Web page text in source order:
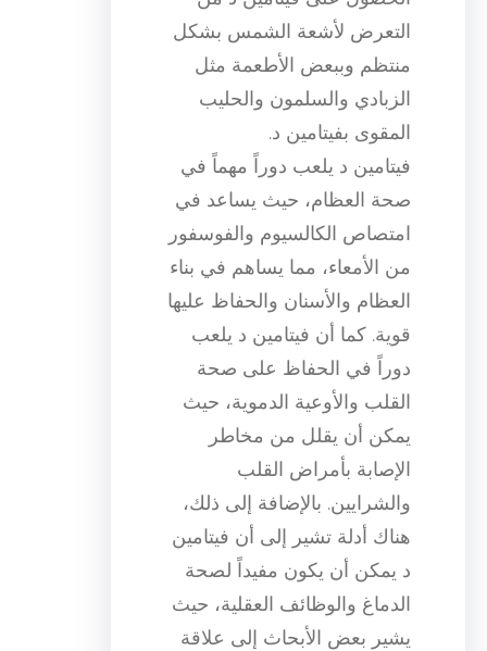
التعرض لأشعة الشمس بشكل
منتظم وببعض الأطعمة مثل
الزبادي والسلمون والحليب
المقوى بفيتامين د.
فيتامين د يلعب دوراً مهماً في
صحة العظام، حيث يساعد في
امتصاص الكالسيوم والفوسفور
من الأمعاء، مما يساهم في بناء
العظام والأسنان والحفاظ عليها
قوية. كما أن فيتامين د يلعب
دوراً في الحفاظ على صحة
القلب والأوعية الدموية، حيث
يمكن أن يقلل من مخاطر
الإصابة بأمراض القلب
والشرايين. بالإضافة إلى ذلك،
هناك أدلة تشير إلى أن فيتامين
د يمكن أن يكون مفيداً لصحة
الدماغ والوظائف العقلية، حيث
يشير بعض الأبحاث إلى علاقة